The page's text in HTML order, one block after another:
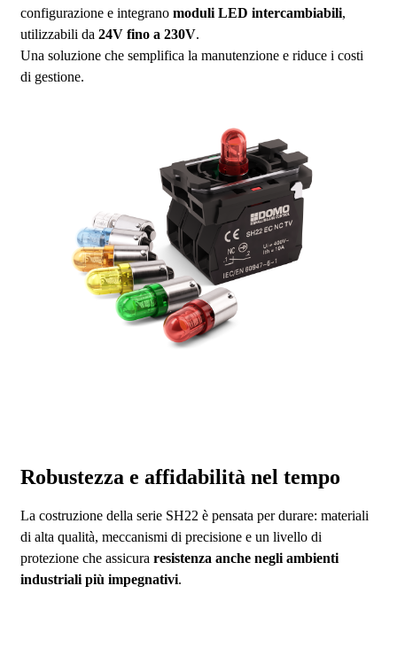
configurazione e integrano moduli LED intercambiabili,
utilizzabili da 24V fino a 230V.
Una soluzione che semplifica la manutenzione e riduce i costi
di gestione.
Robustezza e affidabilità nel tempo
La costruzione della serie SH22 è pensata per durare: materiali
di alta qualità, meccanismi di precisione e un livello di
protezione che assicura resistenza anche negli ambienti
industriali più impegnativi.